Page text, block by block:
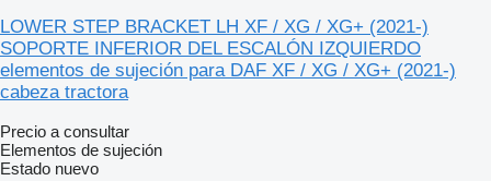
LOWER STEP BRACKET LH XF / XG / XG+ (2021-)
SOPORTE INFERIOR DEL ESCALÓN IZQUIERDO
elementos de sujeción para DAF XF / XG / XG+ (2021-)
cabeza tractora
Precio a consultar
Elementos de sujeción
Estado nuevo